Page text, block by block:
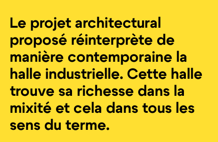
Le projet architectural
proposé réinterprète de
manière contemporaine la
halle industrielle. Cette halle
trouve sa richesse dans la
mixité et cela dans tous les
sens du terme.